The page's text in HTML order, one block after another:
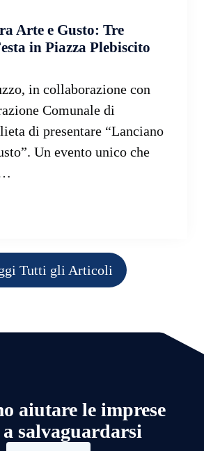
Arte e Gusto: Tre
in Piazza Plebiscito
in collaborazione con
Comunale di
di presentare “Lanciano
Un evento unico che
Tutti gli Articoli
aiutare le imprese
salvaguardarsi